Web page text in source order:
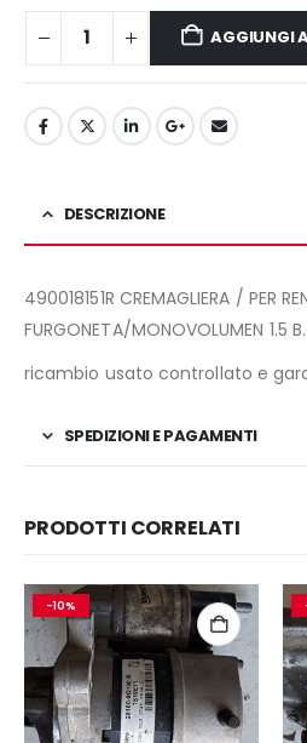
AGGIUNGI
DESCRIZIONE
490018151R CREMAGLIERA / PER
FURGONETA/MONOVOLUMEN 1.5 B.
ricambio usato controllato e
SPEDIZIONI E PAGAMENTI
PRODOTTI CORRELATI
-10%